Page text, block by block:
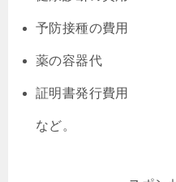
予防接種の費用
薬の容器代
証明書発行費用
など。